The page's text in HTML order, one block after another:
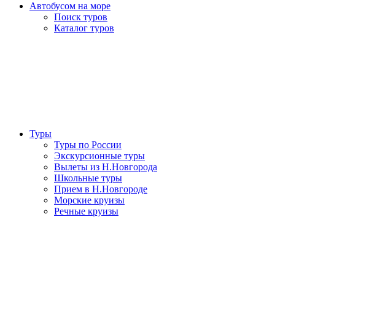
Автобусом на море
Поиск туров
Каталог туров
Туры
Туры по России
Экскурсионные туры
Вылеты из Н.Новгорода
Школьные туры
Прием в Н.Новгороде
Морские круизы
Речные круизы